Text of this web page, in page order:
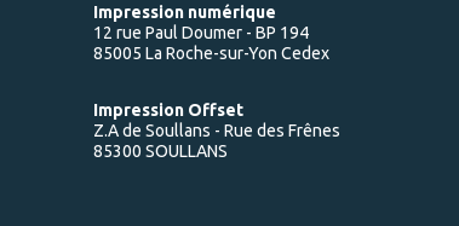
Impression numérique
12 rue Paul Doumer - BP 194
85005 La Roche-sur-Yon Cedex
Impression Offset
Z.A de Soullans - Rue des Frênes
85300 SOULLANS